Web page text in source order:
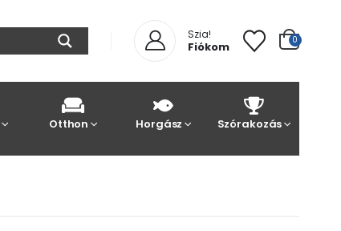
Szia!
Fiókom 0
Otthon Horgász Szórakozás